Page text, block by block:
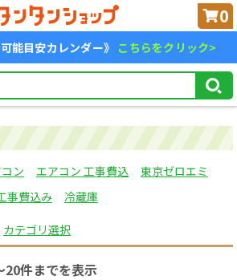
0
能目安カレンダー》 こちらをクリック>
ン エアコン 工事費込
東京ゼロエミ
事費込み
冷蔵庫
カテゴリ選択
20件までを表示